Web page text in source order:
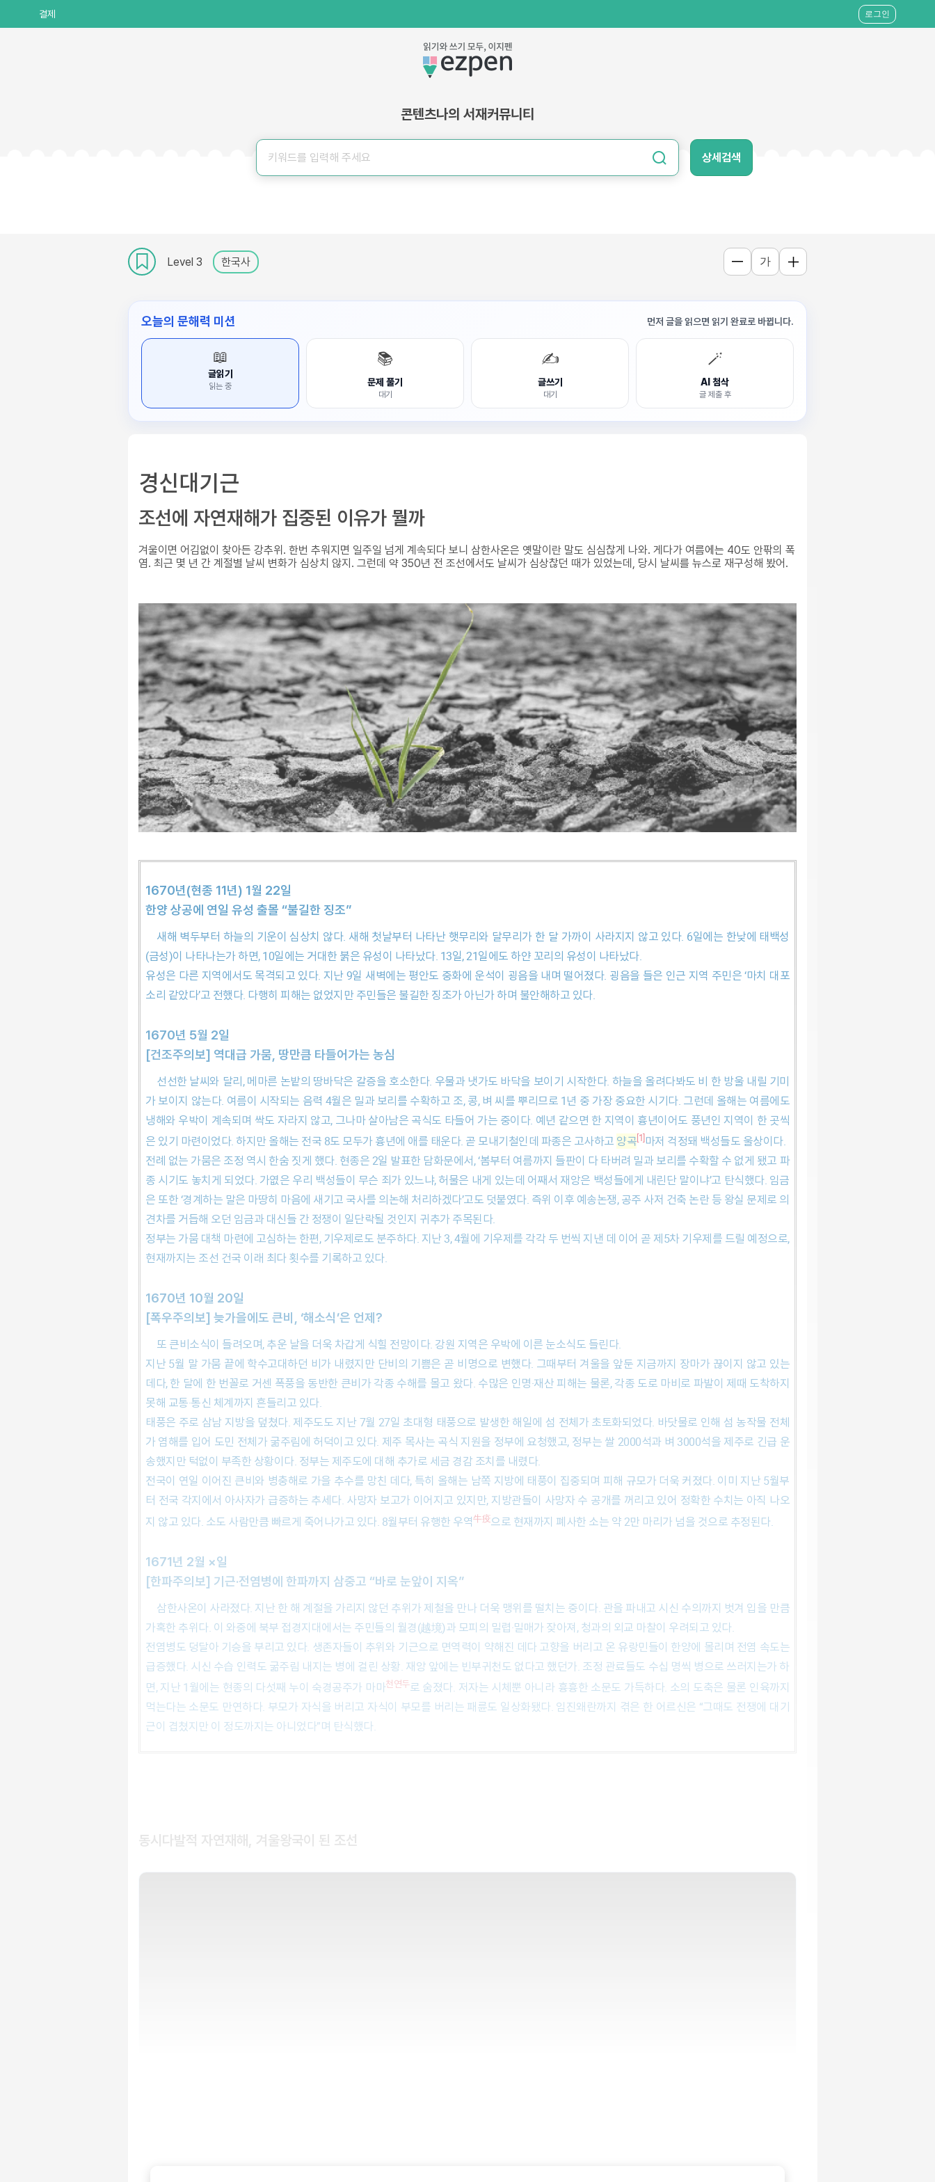
결제 로그인
콘텐츠나의 서재커뮤니티
상세검색
Level 3 한국사 가
오늘의 문해력 미션 먼저 글을 읽으면 읽기 완료로 바뀝니다.
📖
글읽기
읽는 중
📚
문제 풀기
대기
✍️
글쓰기
대기
🪄
AI 첨삭
글 제출 후
경신대기근
조선에 자연재해가 집중된 이유가 뭘까
겨울이면 어김없이 찾아든 강추위. 한번 추워지면 일주일 넘게 계속되다 보니 삼한사온은 옛말이란 말도 심심찮게 나와. 게다가 여름에는 40도 안팎의 폭
염. 최근 몇 년 간 계절별 날씨 변화가 심상치 않지. 그런데 약 350년 전 조선에서도 날씨가 심상찮던 때가 있었는데, 당시 날씨를 뉴스로 재구성해 봤어.
1670년(현종 11년) 1월 22일
한양 상공에 연일 유성 출몰 “불길한 징조”
새해 벽두부터 하늘의 기운이 심상치 않다. 새해 첫날부터 나타난 햇무리와 달무리가 한 달 가까이 사라지지 않고 있다. 6일에는 한낮에 태백성
(금성)이 나타나는가 하면, 10일에는 거대한 붉은 유성이 나타났다. 13일, 21일에도 하얀 꼬리의 유성이 나타났다.
유성은 다른 지역에서도 목격되고 있다. 지난 9일 새벽에는 평안도 중화에 운석이 굉음을 내며 떨어졌다. 굉음을 들은 인근 지역 주민은 ‘마치 대포
소리 같았다’고 전했다. 다행히 피해는 없었지만 주민들은 불길한 징조가 아닌가 하며 불안해하고 있다.
1670년 5월 2일
[건조주의보] 역대급 가뭄, 땅만큼 타들어가는 농심
선선한 날씨와 달리, 메마른 논밭의 땅바닥은 갈증을 호소한다. 우물과 냇가도 바닥을 보이기 시작한다. 하늘을 올려다봐도 비 한 방울 내릴 기미
가 보이지 않는다. 여름이 시작되는 음력 4월은 밀과 보리를 수확하고 조, 콩, 벼 씨를 뿌리므로 1년 중 가장 중요한 시기다. 그런데 올해는 여름에도
냉해와 우박이 계속되며 싹도 자라지 않고, 그나마 살아남은 곡식도 타들어 가는 중이다. 예년 같으면 한 지역이 흉년이어도 풍년인 지역이 한 곳씩
은 있기 마련이었다. 하지만 올해는 전국 8도 모두가 흉년에 애를 태운다. 곧 모내기철인데 파종은 고사하고 양곡[1]마저 걱정돼 백성들도 울상이다.
전례 없는 가뭄은 조정 역시 한숨 짓게 했다. 현종은 2일 발표한 담화문에서, ‘봄부터 여름까지 들판이 다 타버려 밀과 보리를 수확할 수 없게 됐고 파
종 시기도 놓치게 되었다. 가엾은 우리 백성들이 무슨 죄가 있느냐, 허물은 내게 있는데 어째서 재앙은 백성들에게 내린단 말이냐’고 탄식했다. 임금
은 또한 ‘경계하는 말은 마땅히 마음에 새기고 국사를 의논해 처리하겠다’고도 덧붙였다. 즉위 이후 예송논쟁, 공주 사저 건축 논란 등 왕실 문제로 의
견차를 거듭해 오던 임금과 대신들 간 정쟁이 일단락될 것인지 귀추가 주목된다.
정부는 가뭄 대책 마련에 고심하는 한편, 기우제로도 분주하다. 지난 3, 4월에 기우제를 각각 두 번씩 지낸 데 이어 곧 제5차 기우제를 드릴 예정으로,
현재까지는 조선 건국 이래 최다 횟수를 기록하고 있다.
1670년 10월 20일
[폭우주의보] 늦가을에도 큰비, ‘해소식’은 언제?
또 큰비소식이 들려오며, 추운 날을 더욱 차갑게 식힐 전망이다. 강원 지역은 우박에 이른 눈소식도 들린다.
지난 5월 말 가뭄 끝에 학수고대하던 비가 내렸지만 단비의 기쁨은 곧 비명으로 변했다. 그때부터 겨울을 앞둔 지금까지 장마가 끊이지 않고 있는
데다, 한 달에 한 번꼴로 거센 폭풍을 동반한 큰비가 각종 수해를 몰고 왔다. 수많은 인명·재산 피해는 물론, 각종 도로 마비로 파발이 제때 도착하지
못해 교통·통신 체계까지 흔들리고 있다.
태풍은 주로 삼남 지방을 덮쳤다. 제주도도 지난 7월 27일 초대형 태풍으로 발생한 해일에 섬 전체가 초토화되었다. 바닷물로 인해 섬 농작물 전체
가 염해를 입어 도민 전체가 굶주림에 허덕이고 있다. 제주 목사는 곡식 지원을 정부에 요청했고, 정부는 쌀 2000석과 벼 3000석을 제주로 긴급 운
송했지만 턱없이 부족한 상황이다. 정부는 제주도에 대해 추가로 세금 경감 조치를 내렸다.
전국이 연일 이어진 큰비와 병충해로 가을 추수를 망친 데다, 특히 올해는 남쪽 지방에 태풍이 집중되며 피해 규모가 더욱 커졌다. 이미 지난 5월부
터 전국 각지에서 아사자가 급증하는 추세다. 사망자 보고가 이어지고 있지만, 지방관들이 사망자 수 공개를 꺼리고 있어 정확한 수치는 아직 나오
지 않고 있다. 소도 사람만큼 빠르게 죽어나가고 있다. 8월부터 유행한 우역牛疫으로 현재까지 폐사한 소는 약 2만 마리가 넘을 것으로 추정된다.
1671년 2월 ×일
[한파주의보] 기근·전염병에 한파까지 삼중고 “바로 눈앞이 지옥”
삼한사온이 사라졌다. 지난 한 해 계절을 가리지 않던 추위가 제철을 만나 더욱 맹위를 떨치는 중이다. 관을 파내고 시신 수의까지 벗겨 입을 만큼
가혹한 추위다. 이 와중에 북부 접경지대에서는 주민들의 월경(​越境​)과 모피의 밀렵·밀매가 잦아져, 청과의 외교 마찰이 우려되고 있다.
전염병도 덩달아 기승을 부리고 있다. 생존자들이 추위와 기근으로 면역력이 약해진 데다 고향을 버리고 온 유랑민들이 한양에 몰리며 전염 속도는
급증했다. 시신 수습 인력도 굶주림 내지는 병에 걸린 상황. 재앙 앞에는 빈부귀천도 없다고 했던가. 조정 관료들도 수십 명씩 병으로 쓰러지는가 하
면, 지난 1월에는 현종의 다섯째 누이 숙경공주가 마마천연두로 숨졌다. 저자는 시체뿐 아니라 흉흉한 소문도 가득하다. 소의 도축은 물론 인육까지
먹는다는 소문도 만연하다. 부모가 자식을 버리고 자식이 부모를 버리는 패륜도 일상화됐다. 임진왜란까지 겪은 한 어르신은 “그때도 전쟁에 대기
근이 겹쳤지만 이 정도까지는 아니었다”며 탄식했다.
동시다발적 자연재해, 겨울왕국이 된 조선